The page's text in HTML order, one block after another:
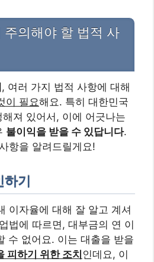
주의해야 할 법적 사
, 여러 가지 법적 사항에 대해
이 필요해요. 특히 대한민국
져 있어서, 이에 어긋나는
불이익을 받을 수 있답니다.
항을 알려드릴게요!
기
이자율에 대해 잘 알고 계셔
법에 따르면, 대부금의 연 이
수 없어요. 이는 대출을 받을
피하기 위한 조치 인데요, 이